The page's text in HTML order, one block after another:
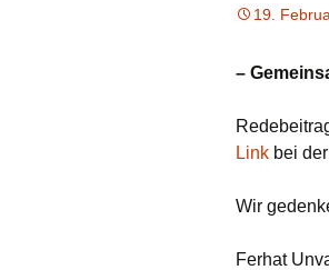
19.
–
Link bei
Wir
Ferhat